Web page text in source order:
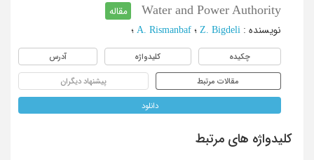
Water and Power Authority
مقاله
نویسنده :
Z. Bigdeli ؛ A. Rismanbaf ؛
چکیده کلیدواژه آدرس
مقالات مرتبط پیشنهاد دیگران
دانلود
کلیدواژه های مرتبط